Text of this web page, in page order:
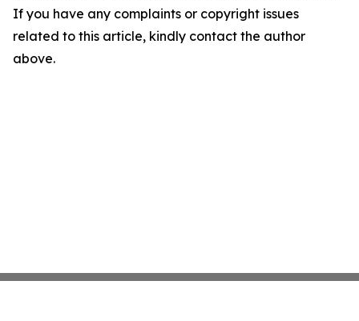
If you have any complaints or copyright issues
related to this article, kindly contact the author
above.